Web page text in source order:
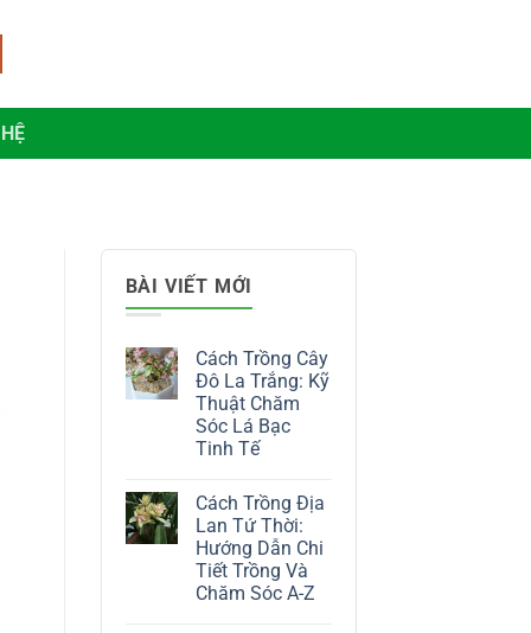
BÀI VIẾT MỚI
Cách Trồng Cây
Đô La Trắng: Kỹ
Thuật Chăm
Sóc Lá Bạc
Tinh Tế
bình
luận
ở
Cách
Trồng
Cây
Đô
Cách Trồng Địa
Lan Tứ Thời:
Hướng Dẫn Chi
Tiết Trồng Và
Chăm Sóc A-Z